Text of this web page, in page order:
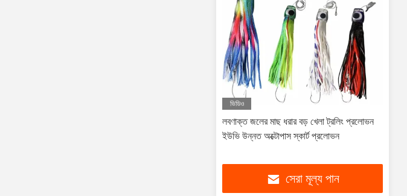
ভিডিও
লবণাক্ত জলের মাছ ধরার বড় খেলা ট্রলিং প্রলোভন
ইউভি উন্নত অক্টোপাস স্কার্ট প্রলোভন
সেরা মূল্য পান